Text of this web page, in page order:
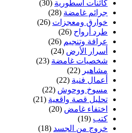
كائنات أسطورية (30)
جرائم غامضة (28)
خوارق ومعجزات (26)
طرد أرواح (26)
عرافة وتنجيم (26)
أسرار الأرض (24)
شخصيات غامضة (23)
مشاهير (22)
أعمال فنية (22)
مسوخ ووحوش (22)
تحليل قصة واقعية (21)
اختفاء غامض (20)
كتب (19)
خروج من الجسد (18)